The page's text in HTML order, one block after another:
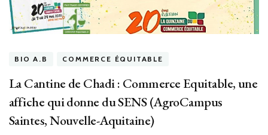
BIO A.B COMMERCE ÉQUITABLE
La Cantine de Chadi : Commerce Equitable, une
affiche qui donne du SENS (AgroCampus
Saintes, Nouvelle-Aquitaine)